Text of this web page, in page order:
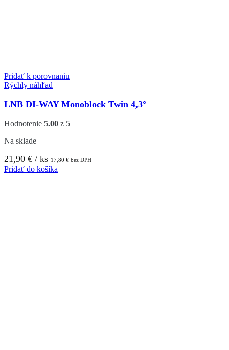
Pridať k porovnaniu
Rýchly náhľad
LNB DI-WAY Monoblock Twin 4,3°
Hodnotenie 5.00 z 5
Na sklade
21,90 € / ks 17,80 € bez DPH
Pridať do košíka